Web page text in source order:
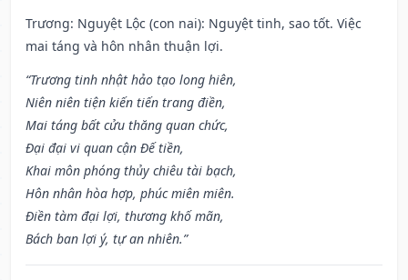
Trương: Nguyệt Lộc (con nai): Nguyệt tinh, sao tốt. Việc
mai táng và hôn nhân thuận lợi.
“Trương tinh nhật hảo tạo long hiên,
Niên niên tiện kiến tiến trang điền,
Mai táng bất cửu thăng quan chức,
Đại đại vi quan cận Đế tiền,
Khai môn phóng thủy chiêu tài bạch,
Hôn nhân hòa hợp, phúc miên miên.
Điền tàm đại lợi, thương khố mãn,
Bách ban lợi ý, tự an nhiên.”